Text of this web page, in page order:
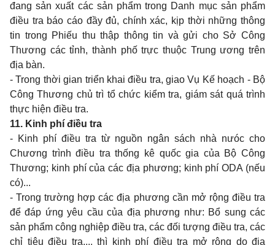
đang sản xuất các sản phẩm trong Danh mục sản phẩm
điều tra báo cáo đầy đủ, chính xác, kịp thời những thông
tin trong Phiếu thu thập thông tin và gửi cho Sở Công
Thương các tỉnh, thành phố trực thuộc Trung ương trên
địa bàn.
- Trong thời gian triển khai điều tra, giao Vụ Kế hoạch - Bộ
Công Thương chủ trì tổ chức kiểm tra, giám sát quá trình
thực hiện điều tra.
11. Kinh phí điều tra
- Kinh phí điều tra từ nguồn ngân sách nhà nưóc cho
Chương trình điều tra thống kê quốc gia của Bộ Công
Thương; kinh phí của các địa phương; kinh phí ODA (nếu
có)...
- Trong trường hợp các địa phương cần mở rộng điều tra
để đáp ứng yêu cầu của địa phương như: Bổ sung các
sản phẩm công nghiệp điều tra, các đối tượng điều tra, các
chỉ tiêu điều tra,... thì kinh phí điều tra mở rộng do địa